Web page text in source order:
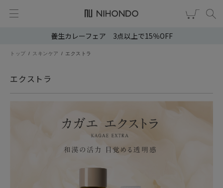
養生カレーフェア 3点以上で15％OFF
トップ スキンケア エクストラ
エクストラ
新規会員登録 ログイン